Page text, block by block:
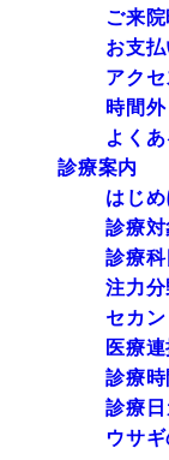
ご来
お支
アクセ
時間
よく
診療案内
はじめ
診療
診療科
注力分
セカ
医療
診療時
診療
ウサ